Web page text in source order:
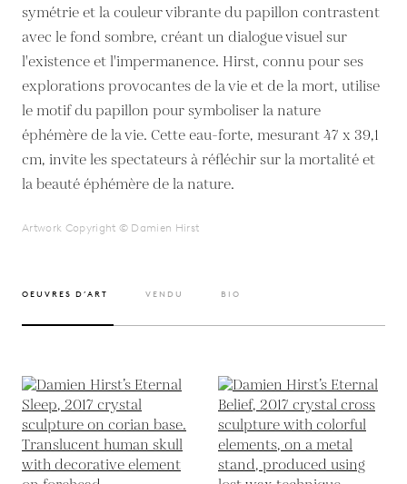
symétrie et la couleur vibrante du papillon contrastent
avec le fond sombre, créant un dialogue visuel sur
l'existence et l'impermanence. Hirst, connu pour ses
explorations provocantes de la vie et de la mort, utilise
le motif du papillon pour symboliser la nature
éphémère de la vie. Cette eau-forte, mesurant 47 x 39,1
cm, invite les spectateurs à réfléchir sur la mortalité et
la beauté éphémère de la nature.
Artwork Copyright © Damien Hirst
OEUVRES D’ART VENDU BIO